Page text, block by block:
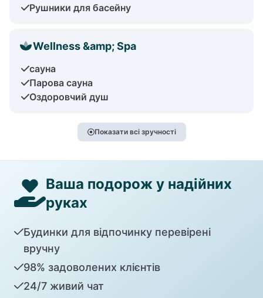
Рушники для басейну
Wellness &amp; Spa
сауна
Парова сауна
Оздоровчий душ
Показати всі зручності
Ваша подорож у надійних
руках
Будинки для відпочинку перевірені
вручну
98% задоволених клієнтів
24/7 живий чат